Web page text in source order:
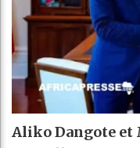
Aliko Dangote et